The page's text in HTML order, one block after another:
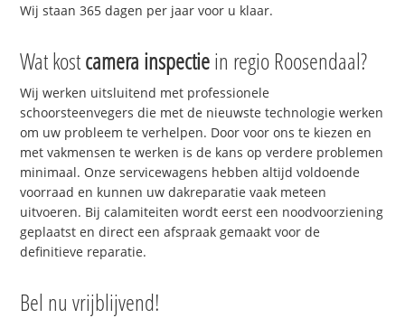
Wij staan 365 dagen per jaar voor u klaar.
Wat kostcamera inspectiein regio Roosendaal?
Wij werken uitsluitend met professionele
schoorsteenvegers die met de nieuwste technologie werken
om uw probleem te verhelpen. Door voor ons te kiezen en
met vakmensen te werken is de kans op verdere problemen
minimaal. Onze servicewagens hebben altijd voldoende
voorraad en kunnen uw dakreparatie vaak meteen
uitvoeren. Bij calamiteiten wordt eerst een noodvoorziening
geplaatst en direct een afspraak gemaakt voor de
definitieve reparatie.
Bel nu vrijblijvend!